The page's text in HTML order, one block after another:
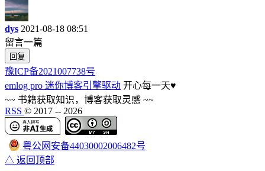
dys 2021-08-18 08:51
留言一篇
回复
豫ICP备2021007738号
emlog pro 迷你博客引擎驱动 开心每一天♥
~~ 书籍获取知识，博客获取灵感 ~~
RSS © 2017 -- 2026
粤公网安备44030002006482号
△ 返回顶部